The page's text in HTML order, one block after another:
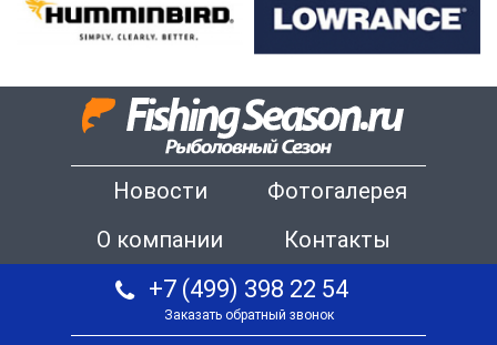
Новости
Фотогалерея
О компании
Контакты
+7 (499) 398 22 54
Заказать обратный звонок